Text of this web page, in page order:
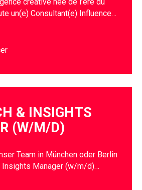
créative née de l’ère du
un(e) Consultant(e) Influence…
& INSIGHTS
(W/M/D)
Team in München oder Berlin
Insights Manager (w/m/d)…